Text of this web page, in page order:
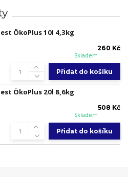
ÖkoPlus 10l 4,3kg
260 Kč
Skladem
Přidat do košíku
ÖkoPlus 20l 8,6kg
508 Kč
Skladem
Přidat do košíku